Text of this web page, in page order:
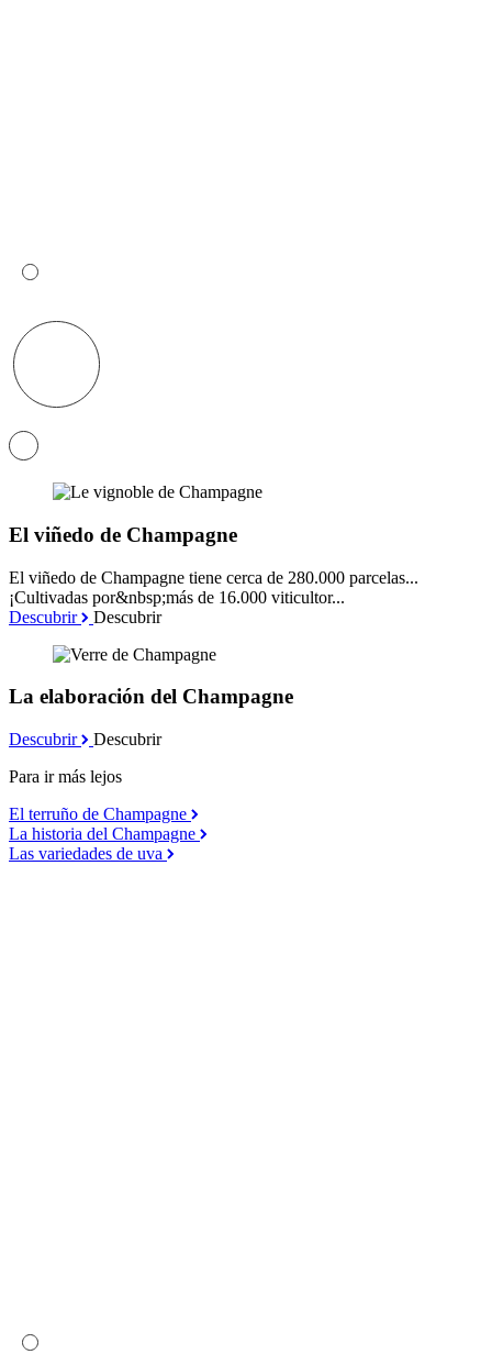
El viñedo de Champagne
El viñedo de Champagne tiene cerca de 280.000 parcelas...
¡Cultivadas por&nbsp;más de 16.000 viticultor...
Descubrir
Descubrir
La elaboración del Champagne
Descubrir
Descubrir
Para ir más lejos
El terruño de Champagne
La historia del Champagne
Las variedades de uva